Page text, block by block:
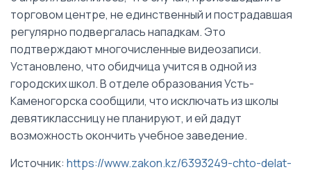
торговом центре, не единственный и пострадавшая
регулярно подвергалась нападкам. Это
подтверждают многочисленные видеозаписи.
Установлено, что обидчица учится в одной из
городских школ. В отделе образования Усть-
Каменогорска сообщили, что исключать из школы
девятиклассницу не планируют, и ей дадут
возможность окончить учебное заведение.
Источник: https://www.zakon.kz/6393249-chto-delat-